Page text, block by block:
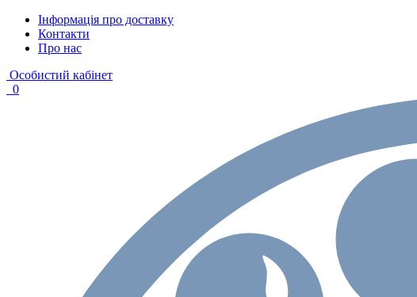
Інформація про доставку
Контакти
Про нас
Особистий кабінет
0